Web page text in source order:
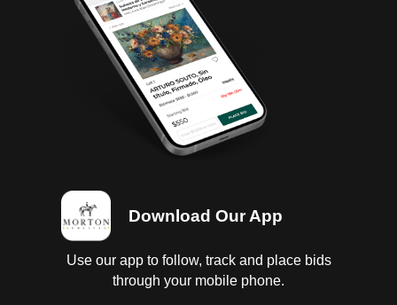
Download Our App
Use our app to follow, track and place bids
through your mobile phone.